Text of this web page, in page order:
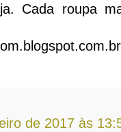
Cada roupa
de 2017 às